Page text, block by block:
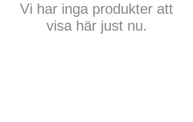
Vi har inga produkter att
visa här just nu.